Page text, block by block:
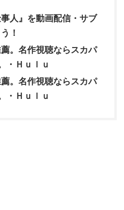
人』を動画配信・サブ
！
。名作視聴ならスカパ
・Ｈｕｌｕ
。名作視聴ならスカパ
・Ｈｕｌｕ